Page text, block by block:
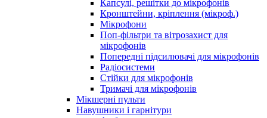
Капсулі, решітки до мікрофонів
Кронштейни, кріплення (мікроф.)
Мікрофони
Поп-фільтри та вітрозахист для
мікрофонів
Попередні підсилювачі для мікрофонів
Радіосистеми
Стійки для мікрофонів
Тримачі для мікрофонів
Мікшерні пульти
Навушники і гарнітури